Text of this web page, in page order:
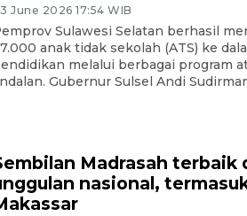
June 2026 17:54 WIB
Sulawesi Selatan berhasil
anak tidak sekolah (ATS) ke
melalui berbagai program
Gubernur Sulsel Andi
Madrasah terbaik
nasional,